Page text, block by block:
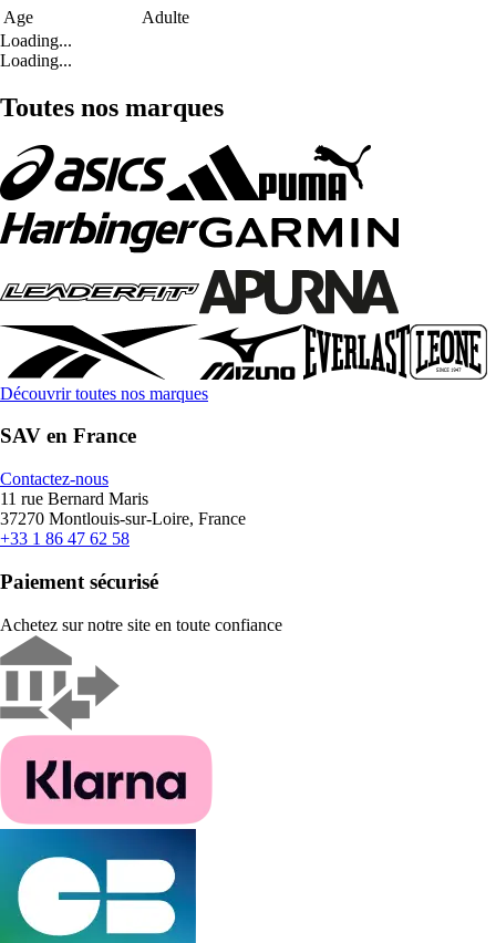
Age
Adulte
Loading...
Loading...
Toutes nos marques
Découvrir toutes nos marques
SAV en France
Contactez-nous
11 rue Bernard Maris
37270 Montlouis-sur-Loire, France
+33 1 86 47 62 58
Paiement sécurisé
Achetez sur notre site en toute confiance